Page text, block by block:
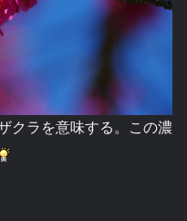
クラを意味する。この濃